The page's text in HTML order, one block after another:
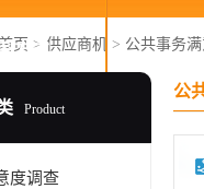
方式
页 > 供应商机 > 公共事务
Product
度调查
公